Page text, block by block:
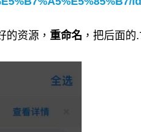
的资源， 重命名 ，把后面的